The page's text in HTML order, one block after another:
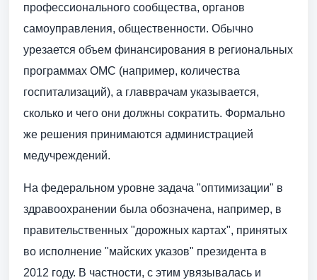
профессионального сообщества, органов
самоуправления, общественности. Обычно
урезается объем финансирования в региональных
программах ОМС (например, количества
госпитализаций), а главврачам указывается,
сколько и чего они должны сократить. Формально
же решения принимаются администрацией
медучреждений.
На федеральном уровне задача "оптимизации" в
здравоохранении была обозначена, например, в
правительственных "дорожных картах", принятых
во исполнение "майских указов" президента в
2012 году. В частности, с этим увязывалась и